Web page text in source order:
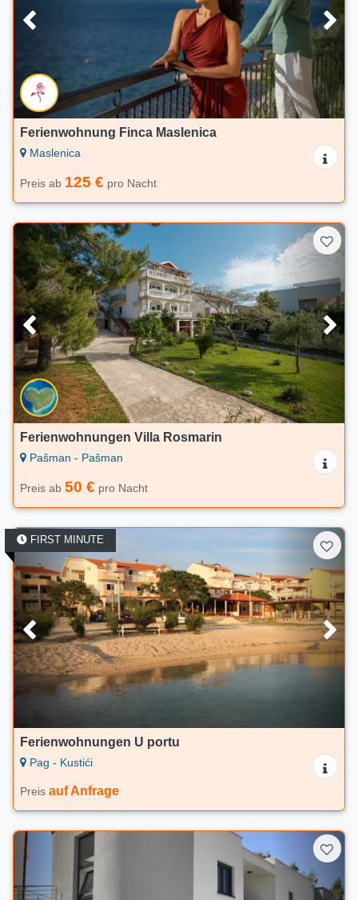
Ferienwohnung Finca Maslenica
Maslenica
Preis ab 125 € pro Nacht
Ferienwohnungen Villa Rosmarin
Pašman - Pašman
Preis ab 50 € pro Nacht
FIRST MINUTE
Ferienwohnungen U portu
Pag - Kustići
Preis auf Anfrage